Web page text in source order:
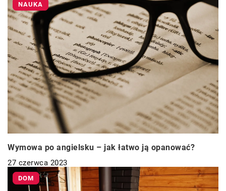
NAUKA
Wymowa po angielsku – jak łatwo ją opanować?
27 czerwca 2023
DOM